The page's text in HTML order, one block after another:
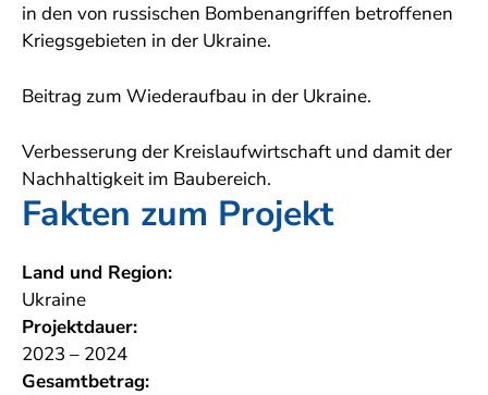
in den von russischen Bombenangriffen betroffenen
Kriegsgebieten in der Ukraine.
Beitrag zum Wiederaufbau in der Ukraine.
Verbesserung der Kreislaufwirtschaft und damit der
Nachhaltigkeit im Baubereich.
Fakten zum Projekt
Land und Region:
Ukraine
Projektdauer:
2023 – 2024
Gesamtbetrag: